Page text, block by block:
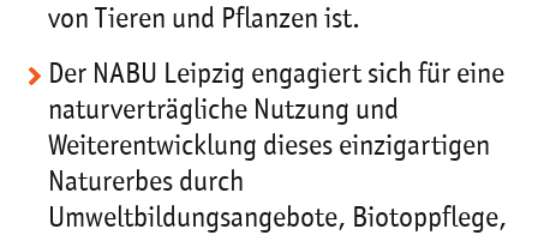
von Tieren und Pflanzen ist.
Der NABU Leipzig engagiert sich für eine
naturverträgliche Nutzung und
Weiterentwicklung dieses einzigartigen
Naturerbes durch
Umweltbildungsangebote, Biotoppflege,